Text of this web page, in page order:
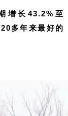
增长43.2%至
多年来最好的